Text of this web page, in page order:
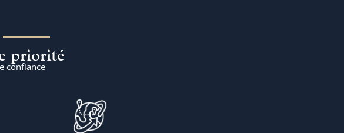
priorité
confiance